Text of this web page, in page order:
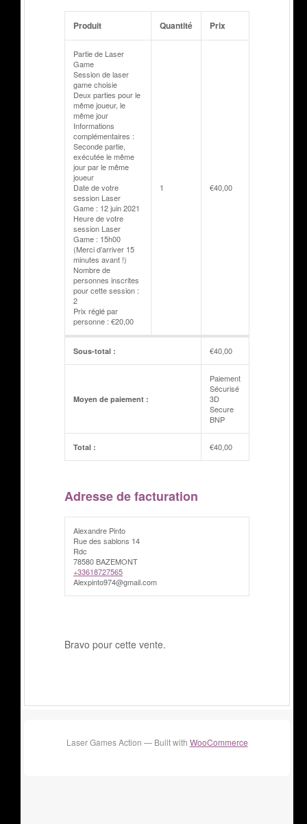
Produit Quantité Prix
Partie de Laser
Game
Session de laser
game choisie
Deux parties pour le
même joueur, le
même jour
Informations
complémentaires :
Seconde partie,
exécutée le même
jour par le même
joueur
Date de votre
session Laser
Game : 12 juin 2021
Heure de votre
session Laser
Game : 15h00
(Merci d’arriver 15
minutes avant !)
Nombre de
personnes inscrites
pour cette session :
2
Prix réglé par
personne : €20,00
1 €40,00
Sous-total : €40,00
Moyen de paiement :
Paiement
Sécurisé
3D
Secure
BNP
Total : €40,00
Adresse de facturation
Alexandre Pinto
Rue des sablons 14
Rdc
78580 BAZEMONT
+33618727565
Alexpinto974@gmail.com
Bravo pour cette vente.
Laser Games Action — Built with WooCommerce